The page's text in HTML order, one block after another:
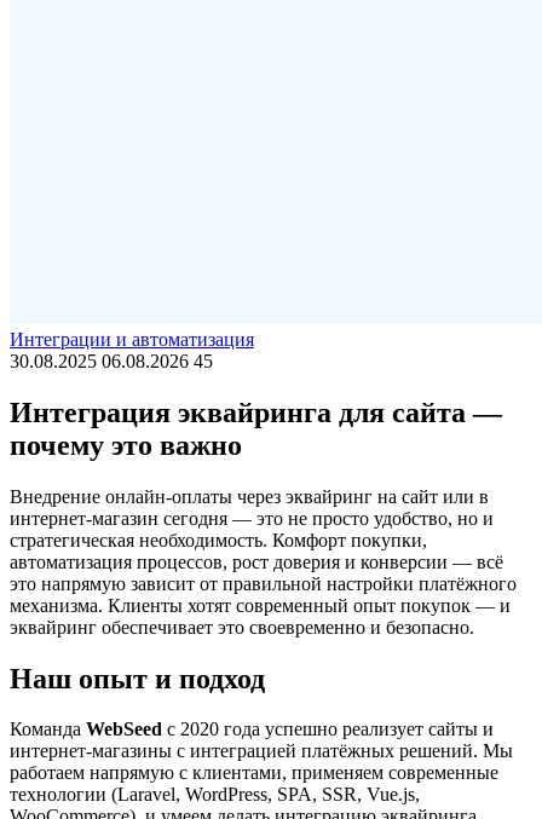
Интеграции и автоматизация
30.08.2025 06.08.2026 45
Интеграция эквайринга для сайта —
почему это важно
Внедрение онлайн-оплаты через эквайринг на сайт или в
интернет-магазин сегодня — это не просто удобство, но и
стратегическая необходимость. Комфорт покупки,
автоматизация процессов, рост доверия и конверсии — всё
это напрямую зависит от правильной настройки платёжного
механизма. Клиенты хотят современный опыт покупок — и
эквайринг обеспечивает это своевременно и безопасно.
Наш опыт и подход
Команда WebSeed с 2020 года успешно реализует сайты и
интернет-магазины с интеграцией платёжных решений. Мы
работаем напрямую с клиентами, применяем современные
технологии (Laravel, WordPress, SPA, SSR, Vue.js,